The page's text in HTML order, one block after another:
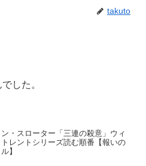
takuto
した。
ン・スローター「三連の殺意」ウィ
トレントシリーズ読む順番【報いの
】